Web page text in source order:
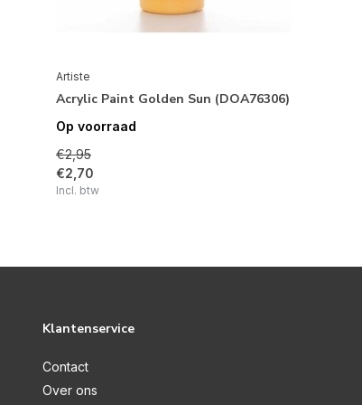
Artiste
Acrylic Paint Golden Sun (DOA76306)
Op voorraad
€2,95
€2,70
Incl. btw
Klantenservice
Contact
Over ons